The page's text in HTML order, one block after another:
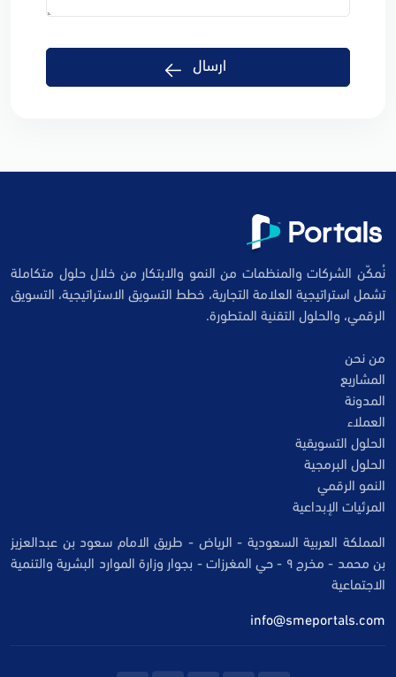
ارسال
نُمكّن الشركات والمنظمات من النمو والابتكار من خلال حلول متكاملة
تشمل استراتيجية العلامة التجارية، خطط التسويق الاستراتيجية، التسويق
الرقمي، والحلول التقنية المتطورة.
من نحن
المشاريع
المدونة
العملاء
الحلول التسويقية
الحلول البرمجية
النمو الرقمي
المرئيات الإبداعية
المملكة العربية السعودية - الرياض - طريق الامام سعود بن عبدالعزيز
بن محمد - مخرج ٩ - حي المغرزات - بجوار وزارة الموارد البشرية والتنمية
الاجتماعية
info@smeportals.com